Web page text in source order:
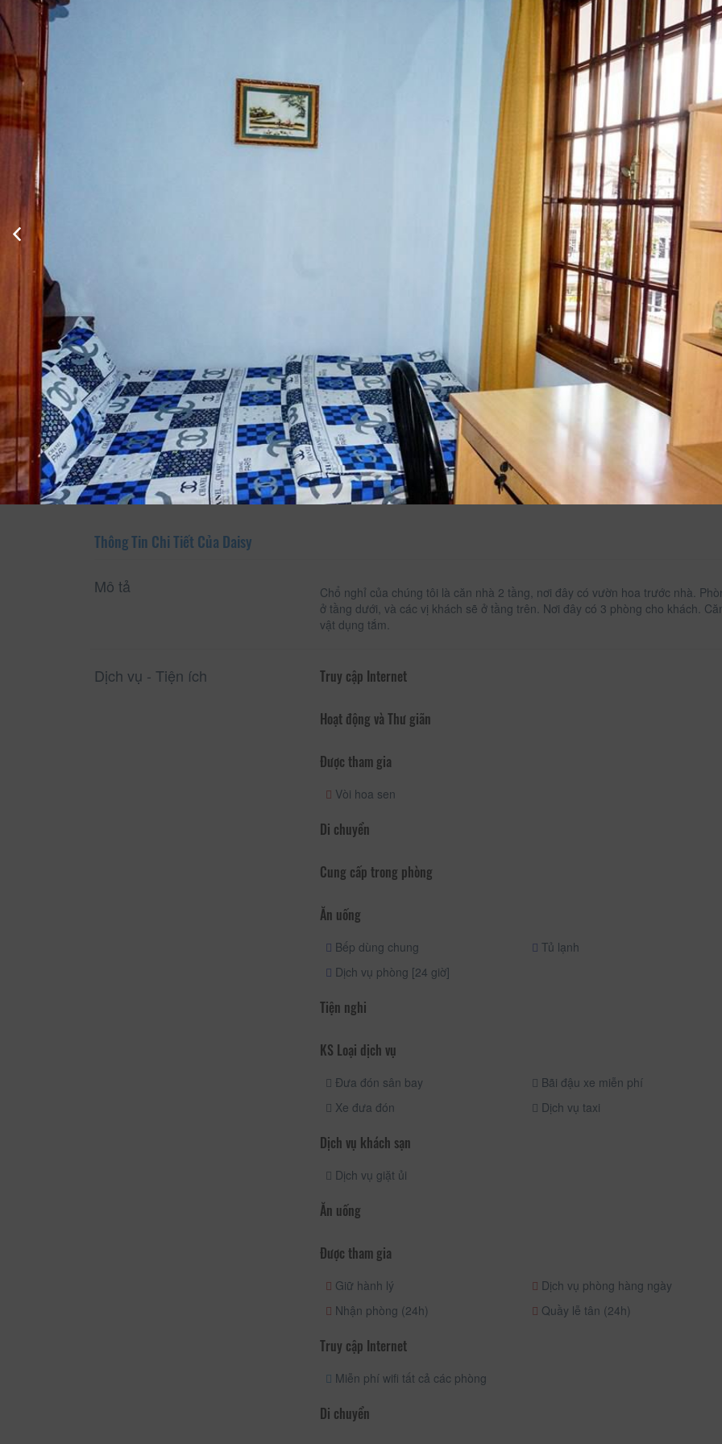
Phòng tiêu chuẩn 1 giường đôi
Xem thông tin phòng
Phòng tắm
chung
Hướng
Vườn
Hướng
Thành phố
Tủ áo
Thông Tin Chi Tiết Của Daisy
Mô tả
Chổ nghỉ của chúng tôi là căn nhà 2 tầng, nơi đây có vườn hoa trước nhà.
ở tầng dưới, và các vị khách sẽ ở tầng trên. Nơi đây có 3 phòng cho khách.
vật dụng tắm.
Dịch vụ - Tiện ích Truy cập Internet
Hoạt động và Thư giãn
Được tham gia
Vòi hoa sen
Di chuyển
Cung cấp trong phòng
Ăn uống
Bếp dùng chung Tủ lạnh
Dịch vụ phòng [24 giờ]
Tiện nghi
KS Loại dịch vụ
Đưa đón sân bay Bãi đậu xe miễn phí
Xe đưa đón
Dịch vụ taxi
Dịch vụ khách sạn
Dịch vụ giặt ủi
Ăn uống
Được tham gia
Giữ hành lý Dịch vụ phòng hàng ngày
Nhận phòng (24h)
Quầy lễ tân (24h)
Truy cập Internet
Miễn phí wifi tất cả các phòng
Di chuyển